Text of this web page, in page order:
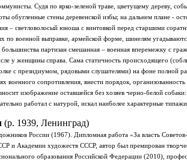
Судя по ярко-зеленой траве, цветущему дереву,
обугленные стены деревенской избы; на дальнем плане -
– светловолосый юноша с винтовкой перед старшими
по военной выправке, армейской форме, шинелям
партизан смешанная – военная вперемежку с
у женщины справа. Сама статичность происходящего
с президиумом, рядовыми слушателями) на фоне полной
военного сопротивления, внести порядок, организованность
изображение оставшейся без хозяев черно-белой собаки:
работал с натурой, искал наиболее характерные типажи.
(р. 1939, Ленинград)
России (1967). Дипломная работа «За власть
и Академии художеств СССР, автор был премирован
образования Российской Федерации (2010),